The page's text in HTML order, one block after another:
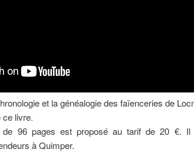
et la généalogie des faïenceries de
ce livre.
de 96 pages est proposé au tarif de 20 €. Il
à Quimper.